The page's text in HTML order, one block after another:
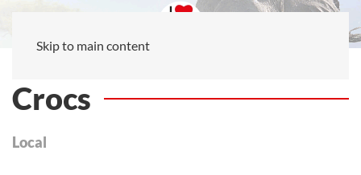
Skip to main content
Crocs
Local